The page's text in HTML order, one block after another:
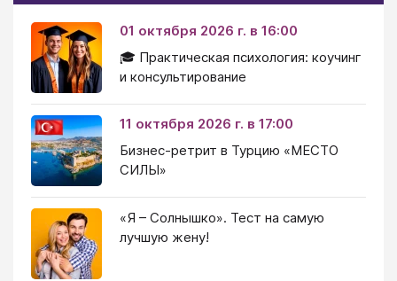
01 октября 2026 г. в 16:00
🎓 Практическая психология: коучинг
и консультирование
11 октября 2026 г. в 17:00
Бизнес-ретрит в Турцию «МЕСТО
СИЛЫ»
«Я – Солнышко». Тест на самую
лучшую жену!